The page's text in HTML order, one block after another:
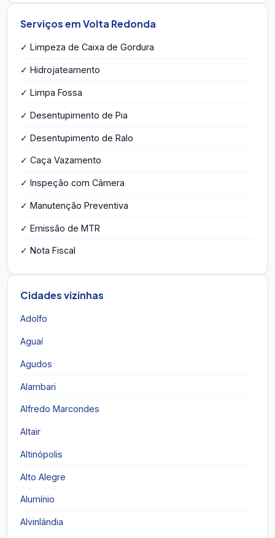
Serviços em Volta Redonda
✓ Limpeza de Caixa de Gordura
✓ Hidrojateamento
✓ Limpa Fossa
✓ Desentupimento de Pia
✓ Desentupimento de Ralo
✓ Caça Vazamento
✓ Inspeção com Câmera
✓ Manutenção Preventiva
✓ Emissão de MTR
✓ Nota Fiscal
Cidades vizinhas
Adolfo
Aguaí
Agudos
Alambari
Alfredo Marcondes
Altair
Altinópolis
Alto Alegre
Alumínio
Alvinlândia